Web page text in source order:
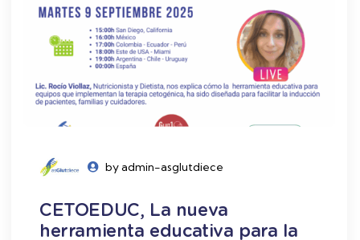
by admin-asglutdiece
CETOEDUC, La nueva
herramienta educativa para la